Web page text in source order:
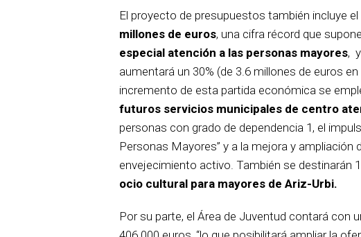
El proyecto de presupuestos también incluye el
millones de euros, una cifra récord que
especial atención a las personas mayores,
aumentará un 30% (de 3.6 millones de euros
incremento de esta partida económica se
futuros servicios municipales de centro
personas con grado de dependencia 1, el
Personas Mayores” y a la mejora y
envejecimiento activo. También se destinarán
ocio cultural para mayores de Ariz-Urbi.
Por su parte, el Área de Juventud contará con